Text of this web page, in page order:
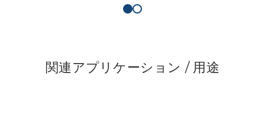
関連アプリケーション / 用途